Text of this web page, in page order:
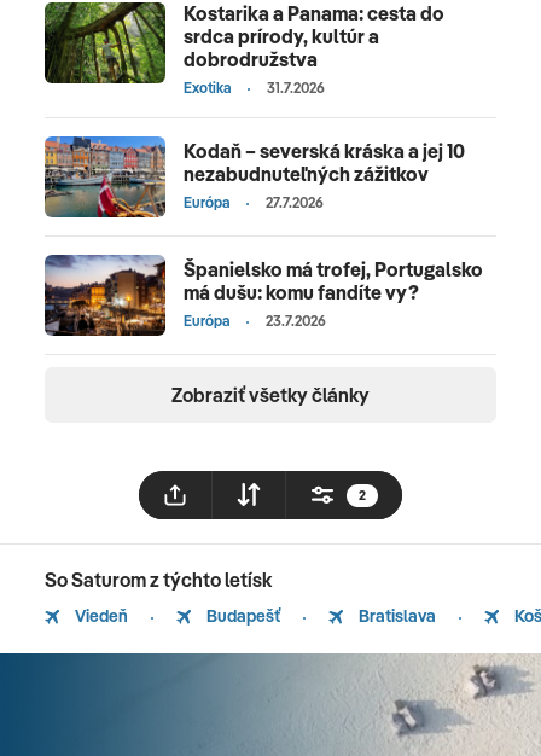
Kostarika a Panama: cesta do
srdca prírody, kultúr a
dobrodružstva
Exotika 31.7.2026
Kodaň – severská kráska a jej 10
nezabudnuteľných zážitkov
Európa 27.7.2026
Španielsko má trofej, Portugalsko
má dušu: komu fandíte vy?
Európa 23.7.2026
Zobraziť všetky články
2
So Saturom z týchto letísk
Viedeň Budapešť Bratislava